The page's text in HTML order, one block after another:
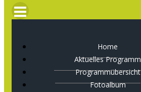
Home
Aktuelles Programm
Programmübersicht
Fotoalbum